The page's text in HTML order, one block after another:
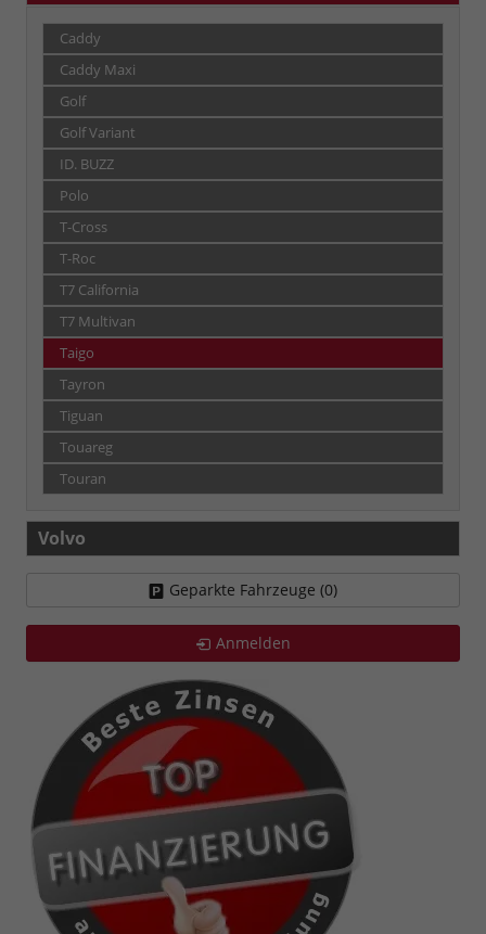
Caddy
Caddy Maxi
Golf
Golf Variant
ID. BUZZ
Polo
T-Cross
T-Roc
T7 California
T7 Multivan
Taigo
Tayron
Tiguan
Touareg
Touran
Volvo
Geparkte Fahrzeuge (0)
Anmelden